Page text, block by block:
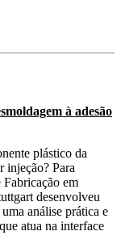
à adesão
plástico da
injeção? Para
em
desenvolveu
análise prática e
atua na interface